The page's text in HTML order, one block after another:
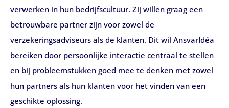
verwerken in hun bedrijfscultuur. Zij willen graag een
betrouwbare partner zijn voor zowel de
verzekeringsadviseurs als de klanten. Dit wil AnsvarIdéa
bereiken door persoonlijke interactie centraal te stellen
en bij probleemstukken goed mee te denken met zowel
hun partners als hun klanten voor het vinden van een
geschikte oplossing.